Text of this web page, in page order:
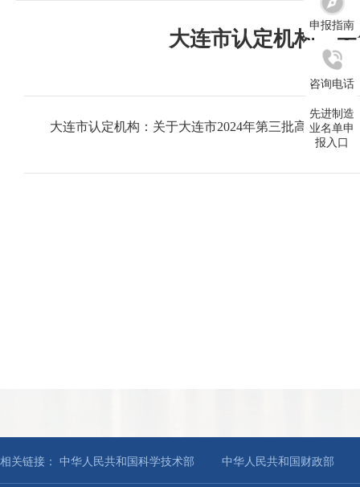
申报指南
咨询电话
先进制造
业名单申
报入口
大连市认定机构：
发布
大连市认定机构：关于大连市2024年第三批高新技术
相关链接： 中华人民共和国科学技术部 中华人民共和国财政部